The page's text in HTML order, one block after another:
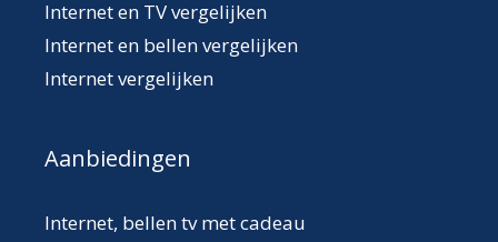
Internet en TV vergelijken
Internet en bellen vergelijken
Internet vergelijken
Aanbiedingen
Internet, bellen tv met cadeau